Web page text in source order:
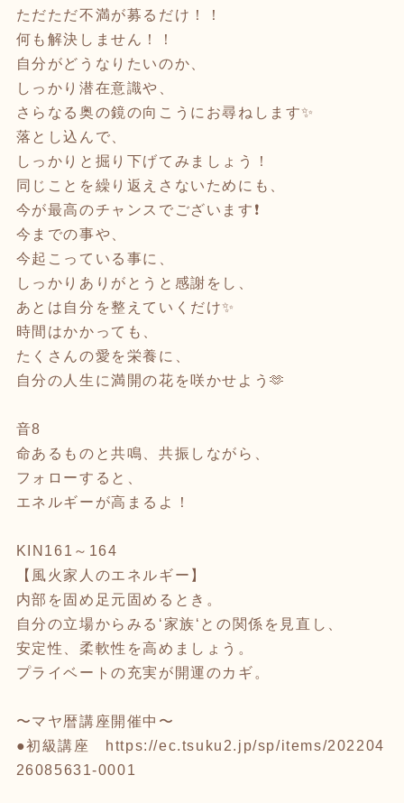
ただただ不満が募るだけ！！
何も解決しません！！
自分がどうなりたいのか、
しっかり潜在意識や、
さらなる奥の鏡の向こうにお尋ねします✨
落とし込んで、
しっかりと掘り下げてみましょう！
同じことを繰り返えさないためにも、
今が最高のチャンスでございます❗️
今までの事や、
今起こっている事に、
しっかりありがとうと感謝をし、
あとは自分を整えていくだけ✨
時間はかかっても、
たくさんの愛を栄養に、
自分の人生に満開の花を咲かせよう🫶
音8
命あるものと共鳴、共振しながら、
フォローすると、
エネルギーが高まるよ！
KIN161～164
【風火家人のエネルギー】
内部を固め足元固めるとき。
自分の立場からみる‘家族‘との関係を見直し、
安定性、柔軟性を高めましょう。
プライベートの充実が開運のカギ。
〜マヤ暦講座開催中〜
●初級講座
https://ec.tsuku2.jp/sp/items/202204
26085631-0001